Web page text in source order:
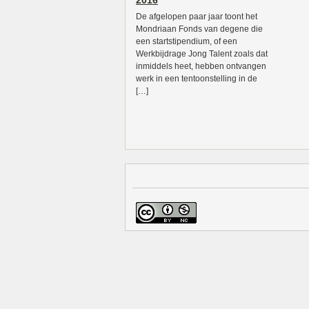
De afgelopen paar jaar toont het
Mondriaan Fonds van degene die
een startstipendium, of een
Werkbijdrage Jong Talent zoals dat
inmiddels heet, hebben ontvangen
werk in een tentoonstelling in de
[…]